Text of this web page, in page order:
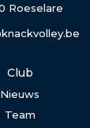
Roeselare
Club
Nieuws
Team